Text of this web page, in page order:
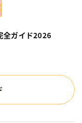
全ガイド2026